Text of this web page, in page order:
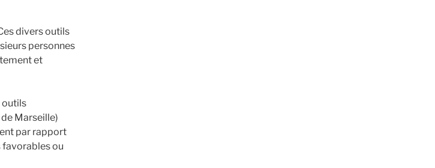
divers outils
personnes
et
outils
Marseille)
par rapport
favorables ou